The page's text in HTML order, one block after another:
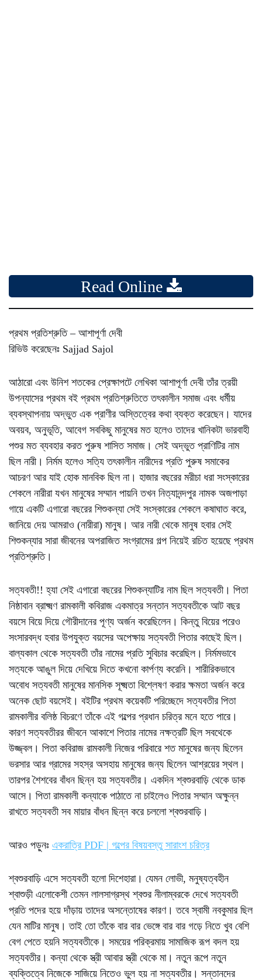
Read Online
প্রথম প্রতিশ্রুতি – আশাপূর্ণা দেবী
রিভিউ করেছেনঃ Sajjad Sajol
আঠারো এবং উনিশ শতকের প্রেক্ষাপটে লেখিকা আশাপূর্ণা দেবী তাঁর ত্রয়ী
উপন্যাসের প্রথম বই প্রথম প্রতিশ্রুতিতে তৎকালীন সমাজ এবং ধর্মীয়
ব্যবস্থাপনায় অদ্ভুত এক প্রাণীর অস্তিত্বের কথা ব্যক্ত করেছেন। যাদের
অবয়ব, অনুভূতি, আবেগ সবকিছু মানুষের মত হলেও তাদের খানিকটা ভারবাহী
পশুর মত ব্যবহার করত পুরুষ শাসিত সমাজ। সেই অদ্ভুত প্রাণিটির নাম
ছিল নারী। নির্মম হলেও সত্যি তৎকালীন নারীদের প্রতি পুরুষ সমাকের
আচরণ আর যাই হোক মানবিক ছিল না। হাজার বছরের মরীচা ধরা সংস্কারের
শেকলে নারীরা যখন মানুষের সম্মান পায়নি তখন নিত্যানন্দপুর নামক অজপাড়া
গায়ে একটি এগারো বছরের শিশুকন্যা সেই সংস্কারের শেকলে কষাঘাত করে,
জানিয়ে দেয় আমরাও (নারীরা) মানুষ। আর নারী থেকে মানুষ হবার সেই
শিশুকন্যার সারা জীবনের অপরাজিত সংগ্রামের গল্প নিয়েই রচিত হয়েছে প্রথম
প্রতিশ্রুতি।
সত্যবতী!! হ্যা সেই এগারো বছরের শিশুকন্যাটির নাম ছিল সত্যবতী। পিতা
নিষ্ঠাবান ব্রাক্ষ্মণ রামকালী কবিরাজ একমাত্র সন্তান সত্যবতীকে আট বছর
বয়সে বিয়ে দিয়ে গৌরীদানের পূণ্য অর্জন করেছিলেন। কিন্তু বিয়ের পরেও
সংসারবদ্ধ হবার উপযুক্ত বয়সের অপেক্ষায় সত্যবতী পিতার কাছেই ছিল।
বাল্যকাল থেকে সত্যবতী তাঁর নামের প্রতি সুবিচার করেছিল। নির্মমভাবে
সত্যকে আঙুল দিয়ে দেখিয়ে দিতে কখনো কার্পণ্য করেনি। শারীরিকভাবে
অবোধ সত্যবতী মানুষের মানসিক সূক্ষ্মতা বিশ্লেষণ করার ক্ষমতা অর্জন করে
অনেক ছোট বয়সেই। বইটির প্রথম কয়েকটি পরিচ্ছেদে সত্যবতীর পিতা
রামকালীর বলিষ্ঠ বিচরণে তাঁকে এই গল্পের প্রধান চরিত্র মনে হতে পারে।
কারণ সত্যবতীরর জীবনে আকাশে পিতার নামের নক্ষত্রটি ছিল সবথেকে
উজ্জ্বল। পিতা কবিরাজ রামকালী নিজের পরিবারে শত মানুষের জন্য ছিলেন
ভরসার আর গ্রামের সহস্র অসহায় মানুষের জন্য ছিলেন আশ্রয়ের স্থল।
তারপর শৈশবের বাঁধন ছিন্ন হয় সত্যবতীর। একদিন শ্বশুরবাড়ি থেকে ডাক
আসে। পিতা রামকালী কন্যাকে পাঠাতে না চাইলেও পিতার সম্মান অক্ষুন্ন
রাখতে সত্যবতী সব মায়ার বাঁধন ছিন্ন করে চললো শ্বশুরবাড়ি।
আরও পড়ুনঃ একরাত্রি PDF | গল্পের বিষয়বস্তু সারাংশ চরিত্র
শ্বশুরবাড়ি এসে সত্যবতী হলো দিশেহারা। যেমন লোভী, মনুষ্যত্বহীন
শ্বাশুড়ী এলোকেশী তেমন লালসাগ্রস্থ শ্বশুর নীলাম্বরকে দেখে সত্যবতী
প্রতি পদের হয়ে দাঁড়ায় তাদের অসন্তোষের কারণ। তবে স্বামী নবকুমার ছিল
যেন মাটির মানুষ। তাই তো তাঁকে বার বার ভেঙ্গে বার বার গড়ে নিতে খুব বেশি
বেগ পেতে হয়নি সত্যবতীকে। সময়ের পরিক্রমায় সামাজিক রূপ বদল হয়
সত্যবতীর। কন্যা থেকে স্ত্রী আবার স্ত্রী থেকে মা। নতুন রূপে নতুন
ব্যক্তিত্বে নিজেকে সাজিয়ে নিতেও ভুল হয় না সত্যবতীর। সন্তানদের